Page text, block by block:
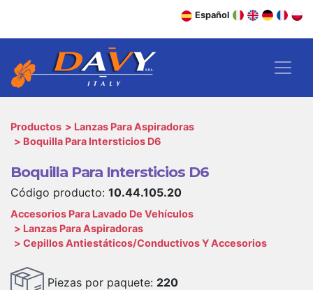
Español
Productos
Lanzas Para Aspiradoras
Boquilla Para Intersticios D6
Boquilla Para Intersticios D6
Código producto: 10.44.105.20
Accesorios Para Lavado De Vehículos
Lanzas Para Aspiradoras
Cepillos Antiestáticos/Conductivos Y Accesorios
Piezas por paquete: 220